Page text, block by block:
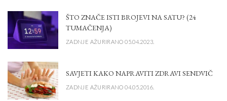
ŠTO ZNAČE ISTI BROJEVI NA SATU? (24
TUMAČENJA)
ZADNJE AŽURIRANO 05.04.2023.
SAVJETI KAKO NAPRAVITI ZDRAVI SENDVIČ
ZADNJE AŽURIRANO 04.05.2016.